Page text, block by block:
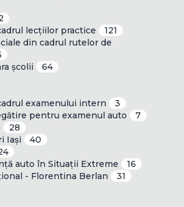
lecțiilor practice
121
din cadrul rutelor de
școlii
64
examenului intern
3
pentru examenul auto
7
28
Iași
40
auto în Situații Extreme
16
- Florentina Berlan
31